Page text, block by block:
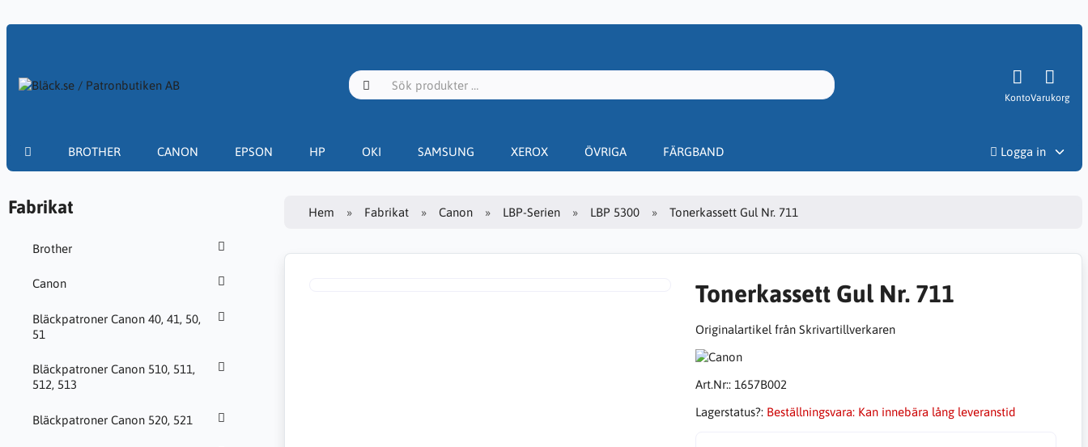
KontoVarukorg
BROTHER CANON EPSON HP OKI SAMSUNG XEROX ÖVRIGA FÄRGBAND
Logga in
Fabrikat
Brother
Canon
Bläckpatroner Canon 40, 41, 50,
51
Bläckpatroner Canon 510, 511,
512, 513
Bläckpatroner Canon 520, 521
Hem Fabrikat Canon LBP-Serien LBP 5300 Tonerkassett Gul Nr. 711
Tonerkassett Gul Nr. 711
Originalartikel från Skrivartillverkaren
Art.Nr:: 1657B002
Lagerstatus?: Beställningsvara: Kan innebära lång leveranstid